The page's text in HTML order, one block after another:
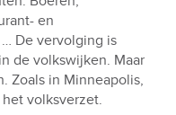
en
De vervolging is
de volkswijken. Maar
Zoals in Minneapolis,
volksverzet.